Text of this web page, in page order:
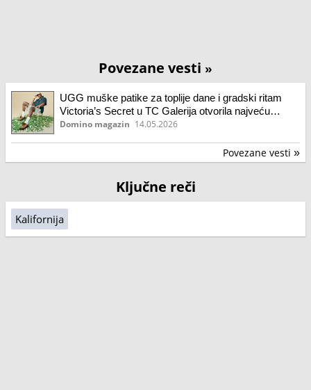
Povezane vesti »
UGG muške patike za toplije dane i gradski ritam
Victoria’s Secret u TC Galerija otvorila najveću
prodavnicu u regionu i proslavila prvi rođendan u
ženstvenosti Nike Air Force 1 Low “Black Tea”:
elegantna, tamna
Domino magazin 14.05.2026
Povezane vesti »
Ključne reči
Kalifornija